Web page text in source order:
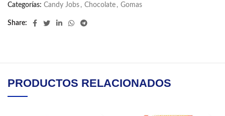
Categorías: Candy Jobs , Chocolate , Gomas
Share
PRODUCTOS RELACIONADOS